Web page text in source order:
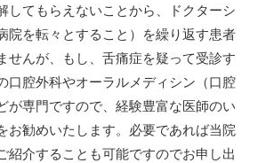
してもらえないことから、ドクターシ
院を転々とすること）を繰り返す患者
せんが、もし、舌痛症を疑って受診す
口腔外科やオーラルメディシン（口腔
が専門ですので、経験豊富な医師のい
お勧めいたします。必要であれば当院
紹介することも可能ですのでお申し出